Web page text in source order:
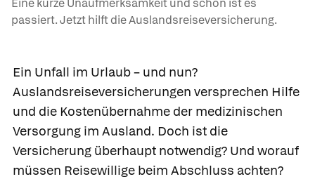
passiert. Jetzt hilft die Auslandsreiseversicherung.
Ein Unfall im Urlaub – und nun?
Auslandsreiseversicherungen versprechen Hilfe
und die Kostenübernahme der medizinischen
Versorgung im Ausland. Doch ist die
Versicherung überhaupt notwendig? Und worauf
müssen Reisewillige beim Abschluss achten?